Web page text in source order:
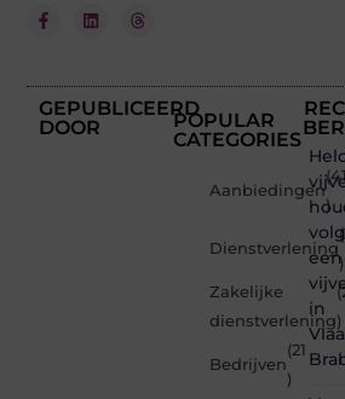
GEPUBLICEERD
DOOR
POPULAR
CATEGORIES
Aanbiedingen
(41
)
Dienstverlening
)
Zakelijke
dienstverlening)
Bedrijven
(21
)
een
in